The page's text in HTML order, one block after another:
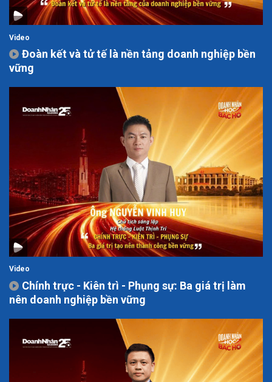
Video
Đoàn kết và tử tế là nền tảng doanh nghiệp bền
vững
Video
Chính trực - Kiên trì - Phụng sự: Ba giá trị làm
nên doanh nghiệp bền vững